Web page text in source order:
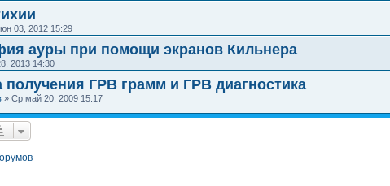
03, 2012 15:29
ауры при помощи экранов Кильнера
2013 14:30
получения ГРВ грамм и ГРВ диагностика
» Ср май 20, 2009 15:17